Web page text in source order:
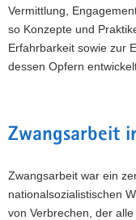
Vermittlung,
so Konzepte und
Erfahrbarkeit sowie zur
dessen Opfern
Zwangsarbeit
Zwangsarbeit war ein
nationalsozialistischen
von Verbrechen, der